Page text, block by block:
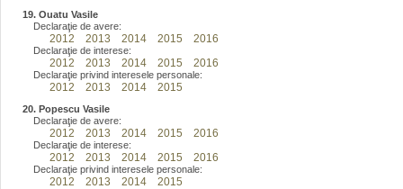
19. Ouatu Vasile
Declaraţie de avere:
2012 2013 2014 2015 2016
Declaraţie de interese:
2012 2013 2014 2015 2016
Declaraţie privind interesele personale:
2012 2013 2014 2015
20. Popescu Vasile
Declaraţie de avere:
2012 2013 2014 2015 2016
Declaraţie de interese:
2012 2013 2014 2015 2016
Declaraţie privind interesele personale:
2012 2013 2014 2015